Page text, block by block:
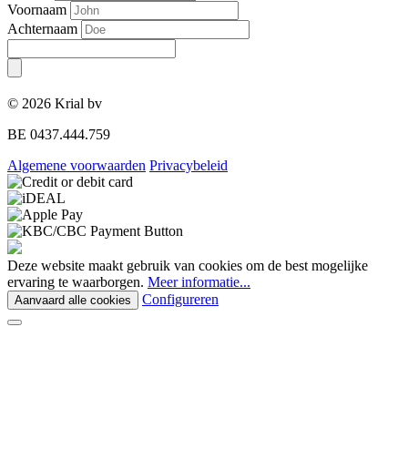
Voornaam
Achternaam
© 2026 Krial bv
BE 0437.444.759
Algemene voorwaarden Privacybeleid
Deze website maakt gebruik van cookies om de best mogelijke
ervaring te waarborgen. Meer informatie...
Aanvaard alle cookies Configureren